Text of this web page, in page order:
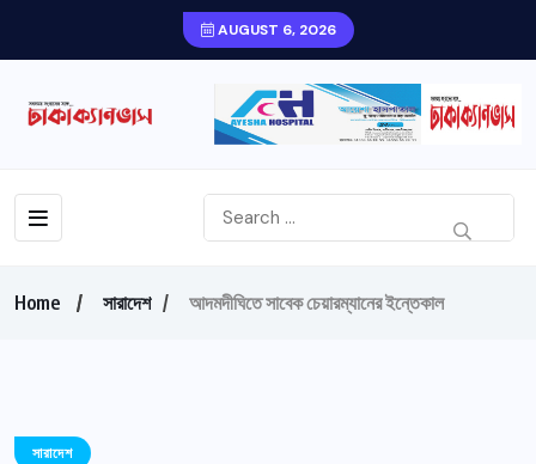
AUGUST 6, 2026
Home সারাদেশ আদমদীঘিতে সাবেক চেয়ারম্যানের ইন্তেকাল
সারাদেশ